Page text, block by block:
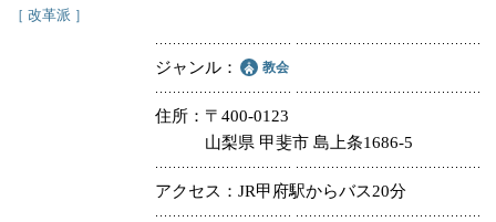
［ 改革派 ］
ジャンル 教会
住所
〒400-0123
山梨県 甲斐市 島上条1686-5
アクセス JR甲府駅からバス20分